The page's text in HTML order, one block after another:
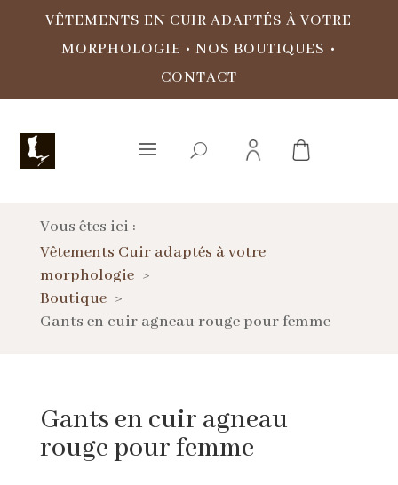
VÊTEMENTS EN CUIR ADAPTÉS À VOTRE
MORPHOLOGIE • NOS BOUTIQUES •
CONTACT
Vous êtes ici :
Vêtements Cuir adaptés à votre
morphologie
Boutique
Gants en cuir agneau rouge pour femme
Gants en cuir agneau
rouge pour femme